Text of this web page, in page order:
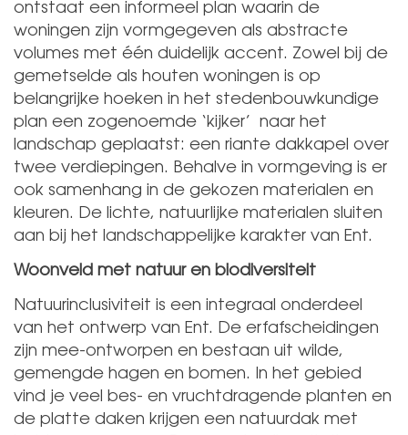
ontstaat een informeel plan waarin de
woningen zijn vormgegeven als abstracte
volumes met één duidelijk accent. Zowel bij de
gemetselde als houten woningen is op
belangrijke hoeken in het stedenbouwkundige
plan een zogenoemde ‘kijker’ naar het
landschap geplaatst: een riante dakkapel over
twee verdiepingen. Behalve in vormgeving is er
ook samenhang in de gekozen materialen en
kleuren. De lichte, natuurlijke materialen sluiten
aan bij het landschappelijke karakter van Ent.
Woonveld met natuur en biodiversiteit
Natuurinclusiviteit is een integraal onderdeel
van het ontwerp van Ent. De erfafscheidingen
zijn mee-ontworpen en bestaan uit wilde,
gemengde hagen en bomen. In het gebied
vind je veel bes- en vruchtdragende planten en
de platte daken krijgen een natuurdak met